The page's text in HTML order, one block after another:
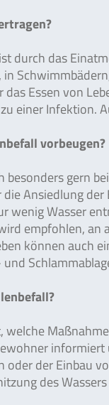
durch das
Essen von
einer Infektion.
vorbeugen?
besonders gern
Ansiedlung
wenig Wasser
empfohlen, an
können auch
welche
oder der Einbau
des